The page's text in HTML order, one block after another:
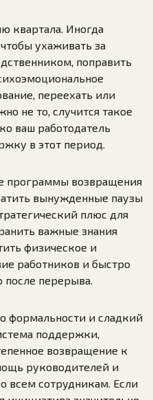
квартала. Иногда
ухаживать за
поправить
переехать или
не то, случится такое
ваш работодатель
в этот период.
программы возвращения
вынужденные паузы
плюс для
важные знания
физическое и
работников и быстро
после перерыва.
формальности и сладкий
поддержки,
возвращение к
руководителей и
всем сотрудникам. Если